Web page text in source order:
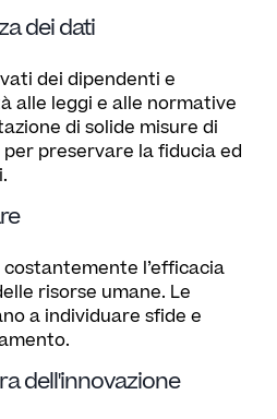
dei dati
dei dipendenti e
alle leggi e alle normative
di solide misure di
preservare la fiducia ed
l’efficacia
risorse umane. Le
a individuare sfide e
dell'innovazione